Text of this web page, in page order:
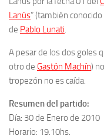
Lanús” (también
de Pablo Lunati
A pesar de los dos goles
otro de Gastón Machín)
tropezón no es caída.
Resumen del partido:
Día: 30 de Enero de 2010
Horario: 19.10hs.